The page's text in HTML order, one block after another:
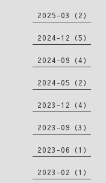
2025-03（2）
2024-12（5）
2024-09（4）
2024-05（2）
2023-12（4）
2023-09（3）
2023-06（1）
2023-02（1）